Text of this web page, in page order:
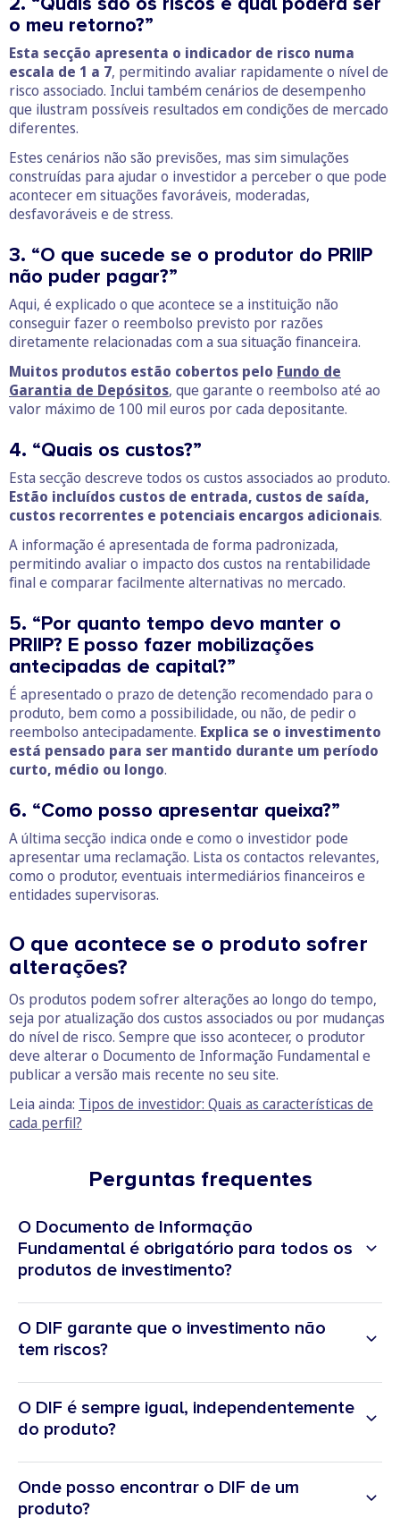
o meu retorno?”
Esta secção apresenta o indicador de risco numa
escala de 1 a 7, permitindo avaliar rapidamente o nível de
risco associado. Inclui também cenários de desempenho
que ilustram possíveis resultados em condições de mercado
diferentes.
Estes cenários não são previsões, mas sim simulações
construídas para ajudar o investidor a perceber o que pode
acontecer em situações favoráveis, moderadas,
desfavoráveis e de stress.
3. “O que sucede se o produtor do PRIIP
não puder pagar?”
Aqui, é explicado o que acontece se a instituição não
conseguir fazer o reembolso previsto por razões
diretamente relacionadas com a sua situação financeira.
Muitos produtos estão cobertos pelo Fundo de
Garantia de Depósitos, que garante o reembolso até ao
valor máximo de 100 mil euros por cada depositante.
4. “Quais os custos?”
Esta secção descreve todos os custos associados ao produto.
Estão incluídos custos de entrada, custos de saída,
custos recorrentes e potenciais encargos adicionais.
A informação é apresentada de forma padronizada,
permitindo avaliar o impacto dos custos na rentabilidade
final e comparar facilmente alternativas no mercado.
5. “Por quanto tempo devo manter o
PRIIP? E posso fazer mobilizações
antecipadas de capital?”
É apresentado o prazo de detenção recomendado para o
produto, bem como a possibilidade, ou não, de pedir o
reembolso antecipadamente. Explica se o investimento
está pensado para ser mantido durante um período
curto, médio ou longo.
6. “Como posso apresentar queixa?”
A última secção indica onde e como o investidor pode
apresentar uma reclamação. Lista os contactos relevantes,
como o produtor, eventuais intermediários financeiros e
entidades supervisoras.
O que acontece se o produto sofrer
alterações?
Os produtos podem sofrer alterações ao longo do tempo,
seja por atualização dos custos associados ou por mudanças
do nível de risco. Sempre que isso acontecer, o produtor
deve alterar o Documento de Informação Fundamental e
publicar a versão mais recente no seu site.
Leia ainda: Tipos de investidor: Quais as características de
cada perfil?
Perguntas frequentes
O Documento de Informação
Fundamental é obrigatório para todos os
produtos de investimento?
O DIF garante que o investimento não
tem riscos?
O DIF é sempre igual, independentemente
do produto?
Onde posso encontrar o DIF de um
produto?